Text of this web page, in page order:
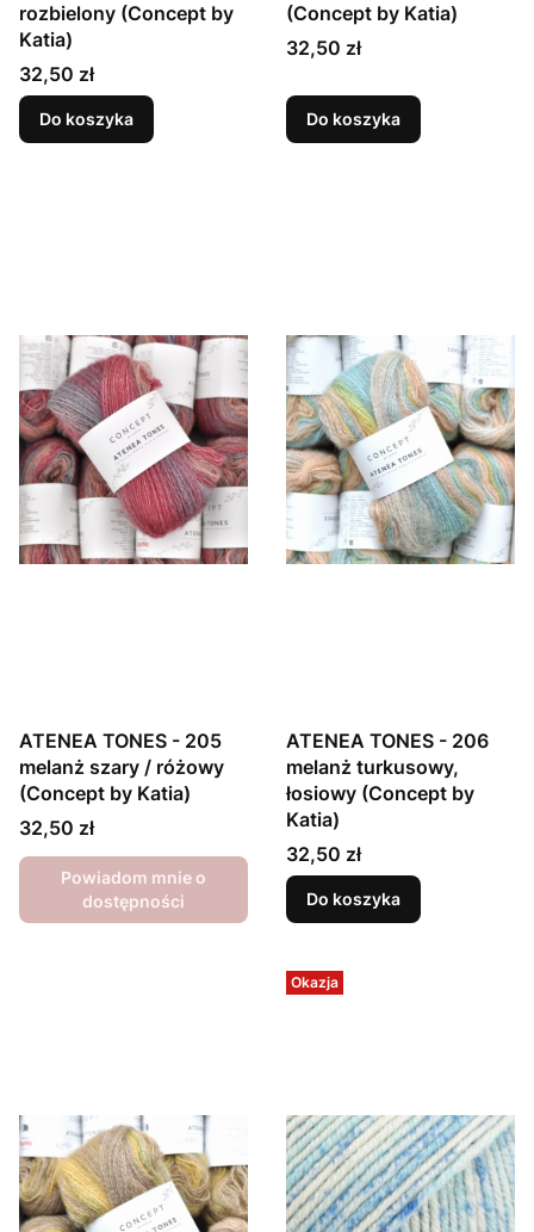
rozbielony (Concept by
Katia)
Cena
32,50 zł
Do koszyka
(Concept by Katia)
Cena
32,50 zł
Do koszyka
ATENEA TONES - 205
melanż szary / różowy
(Concept by Katia)
Cena
32,50 zł
Powiadom mnie o
dostępności
ATENEA TONES - 206
melanż turkusowy,
łosiowy (Concept by
Katia)
Cena
32,50 zł
Do koszyka
Okazja